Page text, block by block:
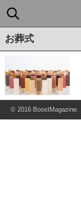
お葬式
© 2016 BoostMagazine.